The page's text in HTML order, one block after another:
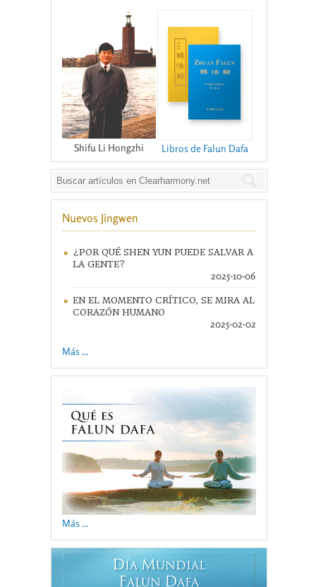
Shifu Li Hongzhi Libros de Falun Dafa
Nuevos Jingwen
¿POR QUÉ SHEN YUN PUEDE SALVAR A
LA GENTE?
2025-10-06
EN EL MOMENTO CRÍTICO, SE MIRA AL
CORAZÓN HUMANO
2025-02-02
Más ...
Más ...
DÍA MUNDIAL
FALUN DAFA